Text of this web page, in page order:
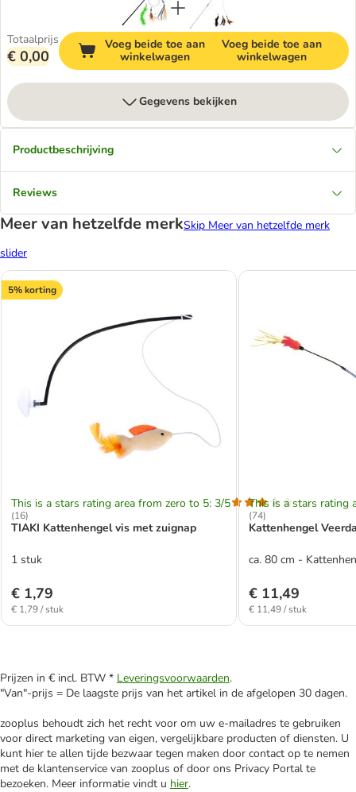
Totaalprijs
€ 0,00
Voeg beide toe aan
winkelwagen
Voeg beide toe aan
winkelwagen
Gegevens bekijken
Productbeschrijving
Reviews
Meer van hetzelfde merkSkip Meer van hetzelfde merk
slider
5% korting
This is a stars rating area from zero to 5: 3/5
(16)
TIAKI Kattenhengel vis met zuignap
1 stuk
€ 1,79
€ 1,79 / stuk
This is a stars rating
(74)
Kattenhengel
ca. 80 cm -
€ 11,49
€ 11,49 / stuk
Prijzen in € incl. BTW * Leveringsvoorwaarden.
"Van"-prijs = De laagste prijs van het artikel in de afgelopen 30 dagen.
zooplus behoudt zich het recht voor om uw e-mailadres te gebruiken
voor direct marketing van eigen, vergelijkbare producten of diensten. U
kunt hier te allen tijde bezwaar tegen maken door contact op te nemen
met de klantenservice van zooplus of door ons Privacy Portal te
bezoeken. Meer informatie vindt u hier.